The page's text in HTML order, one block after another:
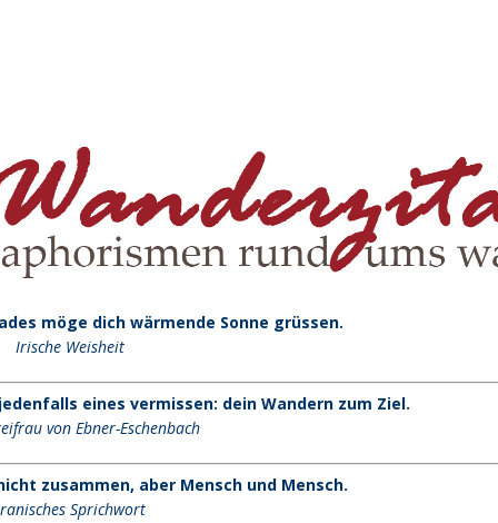
möge dich wärmende Sonne grüssen.
Irische Weisheit
eines vermissen: dein Wandern zum Ziel.
von Ebner-Eschenbach
zusammen, aber Mensch und Mensch.
Sprichwort